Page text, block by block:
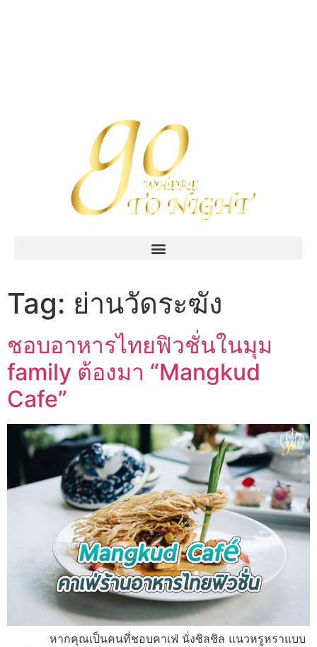
Tag: ย่านวัดระฆัง
ชอบอาหารไทยฟิวชั่นในมุม
family ต้องมา “Mangkud
Cafe”
หากคุณเป็นคนที่ชอบคาเฟ่ นั่งชิลชิล แนวหรูหราแบบ